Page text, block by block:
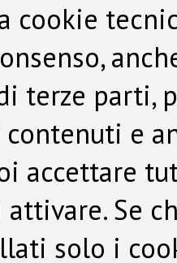
cookie
terze parti,
e
accettare
Se
solo i